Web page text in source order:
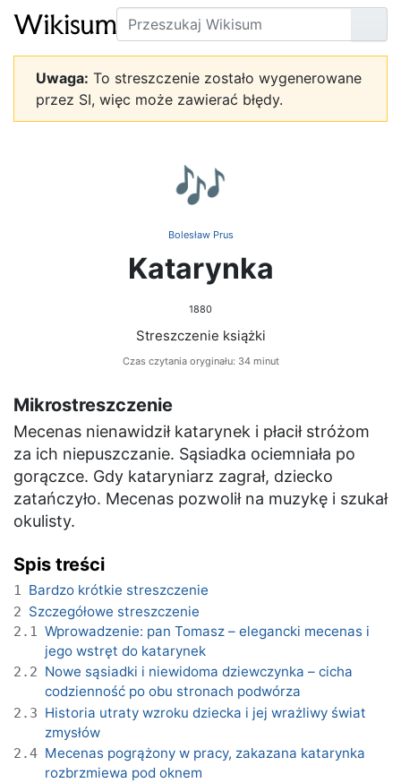
Szukaj
Uwaga: To streszczenie zostało wygenerowane
przez SI, więc może zawierać błędy.
🎶
Bolesław Prus
Katarynka
1880
Streszczenie książki
Czas czytania oryginału: 34 minut
Mikrostreszczenie
Mecenas nienawidził katarynek i płacił stróżom
za ich niepuszczanie. Sąsiadka ociemniała po
gorączce. Gdy kataryniarz zagrał, dziecko
zatańczyło. Mecenas pozwolił na muzykę i szukał
okulisty.
Spis treści
1 Bardzo krótkie streszczenie
2 Szczegółowe streszczenie
2.1
Wprowadzenie: pan Tomasz – elegancki mecenas i
jego wstręt do katarynek
2.2 Nowe sąsiadki i niewidoma dziewczynka – cicha
codzienność po obu stronach podwórza
2.3 Historia utraty wzroku dziecka i jej wrażliwy świat
zmysłów
2.4 Mecenas pogrążony w pracy, zakazana katarynka
rozbrzmiewa pod oknem